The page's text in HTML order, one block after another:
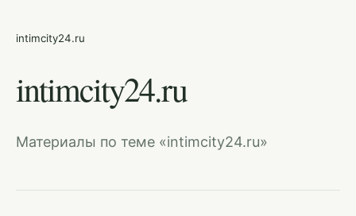
intimcity24.ru
intimcity24.ru
Материалы по теме «intimcity24.ru»